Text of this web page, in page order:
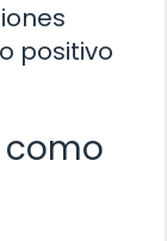
positivo
como